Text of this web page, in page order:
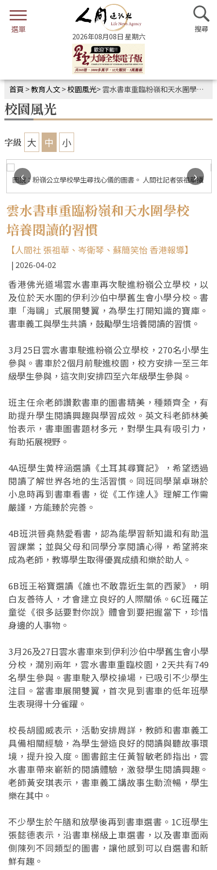
2026年08月08日 星期六
首頁 >教育人文>校園風光>雲水書車重臨粉嶺和天水圍學校 培養閱讀的習慣
校園風光
字級 大 中 小
圖說：粉嶺公立學校學生尋找心儀的圖書。 人間社記者張祖華攝
‹
›
雲水書車重臨粉嶺和天水圍學校
培養閱讀的習慣
【人間社 張祖華、岑衛琴、蘇簡笑怡 香港報導】
2026-04-02
香港佛光道場雲水書車再次駛進粉嶺公立學校，以
及位於天水圍的伊利沙伯中學舊生會小學分校。書
車「海鷗」式展開雙翼，為學生打開知識的寶庫。
書車義工與學生共讀，鼓勵學生培養閱讀的習慣。
3月25日雲水書車駛進粉嶺公立學校，270名小學生
參與。書車於2個月前駛進校園，校方安排一至三年
級學生參與，這次則安排四至六年級學生參與。
班主任佘老師讚歎書車的圖書精美，種類齊全，有
助提升學生閱讀興趣與學習成效。英文科老師林美
怡表示，書車圖書題材多元，對學生具有吸引力，
有助拓展視野。
4A班學生黄梓涵選讀《土耳其尋寶記》，希望透過
閱讀了解世界各地的生活習慣。同班同學葉卓琳於
小息時再到書車看書，從《工作達人》理解工作需
嚴謹，方能臻於完善。
4B班洪晉堯熱愛看書，認為能學習新知識和有助温
習課業；並與父母和同學分享閱讀心得，希望將來
成為老師，教導學生取得優異成績和樂於助人。
6B班王裕寶選讀《誰也不敢靠近生氣的西蒙》，明
白友善待人，才會建立良好的人際關係。6C班羅芷
童從《很多話要對你說》體會到要把握當下，珍惜
身邊的人事物。
3月26及27日雲水書車來到伊利沙伯中學舊生會小學
分校，濶別兩年，雲水書車重臨校園，2天共有749
名學生參與。書車駛入學校操場，已吸引不少學生
注目。當書車展開雙翼，首次見到書車的低年班學
生表現得十分雀躍。
校長胡國威表示，活動安排周詳，教師和書車義工
具備相關經驗，為學生營造良好的閱讀與聽故事環
境，提升投入度。圖書館主任黃智敏老師指出，雲
水書車帶來嶄新的閱讀體驗，激發學生閱讀興趣。
老師黃安琪表示，書車義工講故事生動流暢，學生
樂在其中。
不少學生於午膳和放學後再到書車選書。1C班學生
張懿德表示，沿書車梯級上車選書，以及書車面兩
側陳列不同類型的圖書，讓他感到可以自選書和新
鮮有趣。